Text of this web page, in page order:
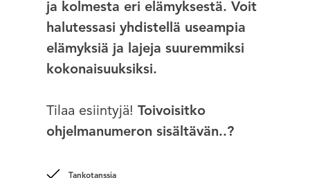
ja kolmesta eri elämyksestä. Voit
halutessasi yhdistellä useampia
elämyksiä ja lajeja suuremmiksi
kokonaisuuksiksi.
Tilaa esiintyjä!Toivoisitko
ohjelmanumeron sisältävän..?
Tankotanssia